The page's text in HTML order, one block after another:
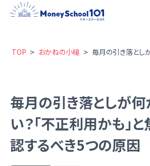
TOP > おかねの小槌 > 毎月の引き落とし
毎月の引き落としが
い？「不正利用かも」
認するべき5つの原因